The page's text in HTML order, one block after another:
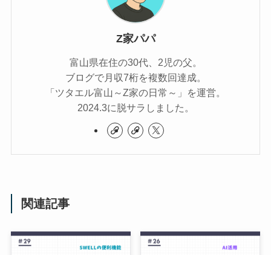
Z家パパ
富山県在住の30代、2児の父。
ブログで月収7桁を複数回達成。
「ツタエル富山～Z家の日常～」を運営。
2024.3に脱サラしました。
関連記事